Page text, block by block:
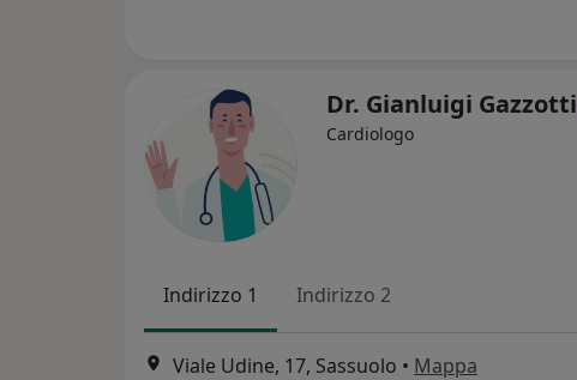
Dr. Gianluigi Gazzotti
Cardiologo
Indirizzo 1 Indirizzo 2
Viale Udine, 17, Sassuolo • Mappa